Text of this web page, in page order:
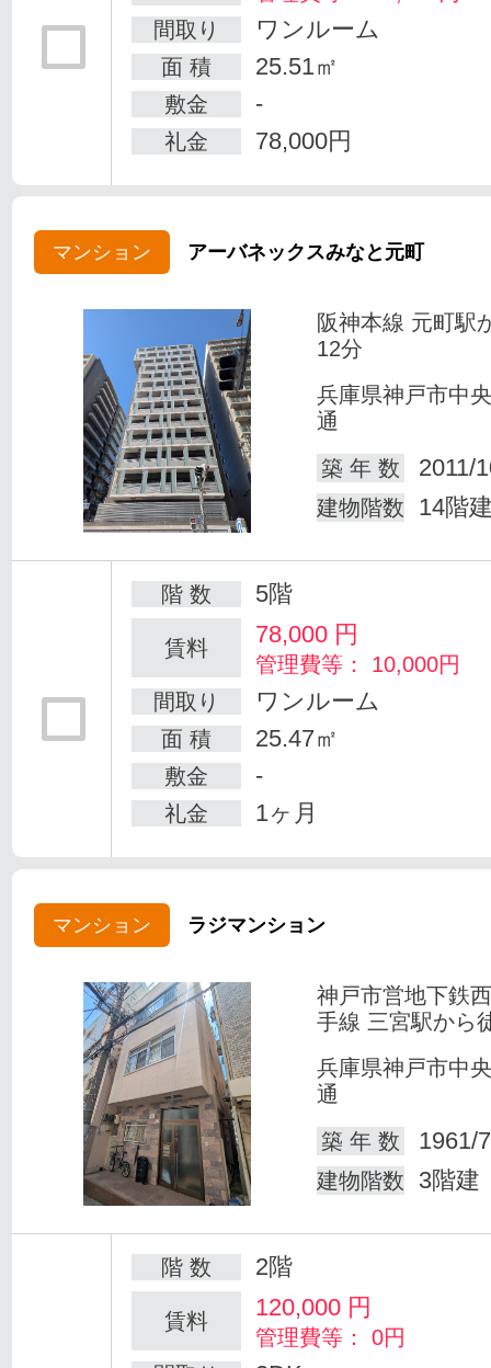
間取り
ワンルーム
面 積 25.51㎡
敷金 -
礼金 78,000円
マンション アーバネックスみなと元町
阪神本線 元町駅
12分
兵庫県神戸市中
通
築 年 数
2011/
建物階数 14階
階 数 5階
賃料 78,000 円
管理費等： 10,000円
間取り
ワンルーム
面 積 25.47㎡
敷金 -
礼金 1ヶ月
マンション ラジマンション
神戸市営地下鉄
手線 三宮駅から
兵庫県神戸市中
通
築 年 数
1961/
建物階数 3階建
階 数 2階
賃料 120,000 円
管理費等： 0円